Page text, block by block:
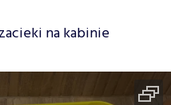
na kabinie